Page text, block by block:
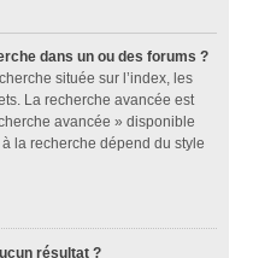
dans un ou des forums ?
située sur l’index, les
La recherche avancée est
avancée » disponible
la recherche dépend du style
résultat ?